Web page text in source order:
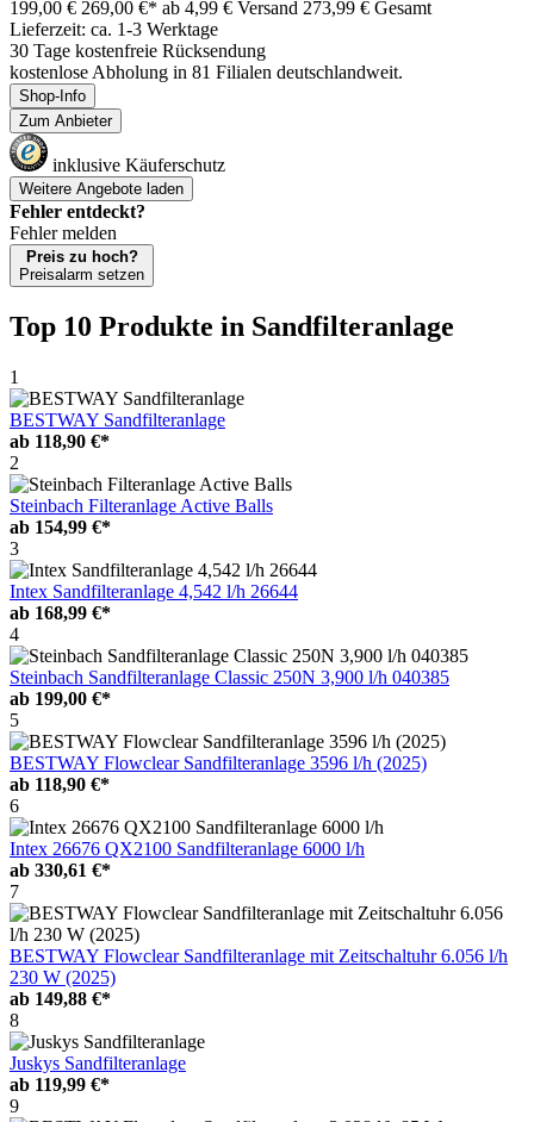
199,00 € 269,00 €* ab 4,99 € Versand 273,99 € Gesamt
Lieferzeit: ca. 1-3 Werktage
30 Tage kostenfreie Rücksendung
kostenlose Abholung in 81 Filialen deutschlandweit.
Shop-Info
Zum Anbieter
inklusive Käuferschutz
Weitere Angebote laden
Fehler entdeckt?
Fehler melden
Preis zu hoch?
Preisalarm setzen
Top 10 Produkte in Sandfilteranlage
1
BESTWAY Sandfilteranlage
ab 118,90 €*
2
Steinbach Filteranlage Active Balls
ab 154,99 €*
3
Intex Sandfilteranlage 4,542 l/h 26644
ab 168,99 €*
4
Steinbach Sandfilteranlage Classic 250N 3,900 l/h 040385
ab 199,00 €*
5
BESTWAY Flowclear Sandfilteranlage 3596 l/h (2025)
ab 118,90 €*
6
Intex 26676 QX2100 Sandfilteranlage 6000 l/h
ab 330,61 €*
7
BESTWAY Flowclear Sandfilteranlage mit Zeitschaltuhr 6.056 l/h
230 W (2025)
ab 149,88 €*
8
Juskys Sandfilteranlage
ab 119,99 €*
9